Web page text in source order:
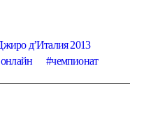
д’Италия 2013
чемпионат